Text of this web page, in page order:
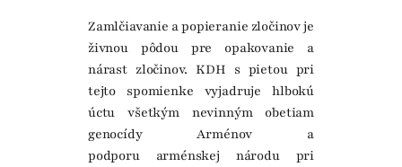
Zamlčiavanie a popieranie zločinov je
živnou pôdou pre opakovanie a
nárast zločinov. KDH s pietou pri
tejto spomienke vyjadruje hlbokú
úctu všetkým nevinným obetiam
genocídy Arménov a
podporu arménskej národu pri